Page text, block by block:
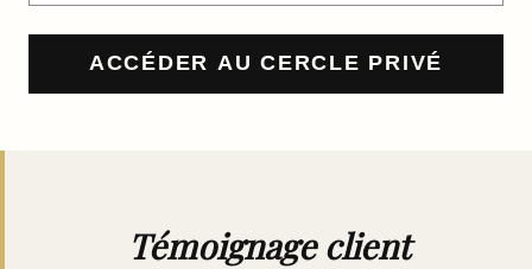
ACCÉDER AU CERCLE PRIVÉ
Témoignage client